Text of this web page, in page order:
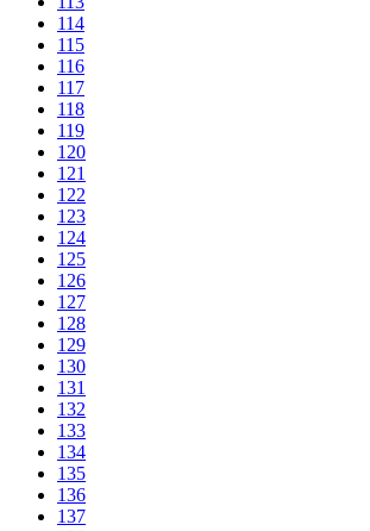
114
115
116
117
118
119
120
121
122
123
124
125
126
127
128
129
130
131
132
133
134
135
136
137